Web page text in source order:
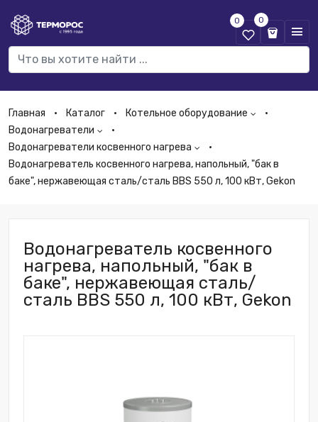
0 0
Главная Каталог
Котельное оборудование
Водонагреватели
Водонагреватели косвенного нагрева
Водонагреватель косвенного нагрева, напольный, "бак в
баке", нержавеющая сталь/сталь BBS 550 л, 100 кВт, Gekon
Водонагреватель косвенного
нагрева, напольный, "бак в
баке", нержавеющая сталь/
сталь BBS 550 л, 100 кВт, Gekon